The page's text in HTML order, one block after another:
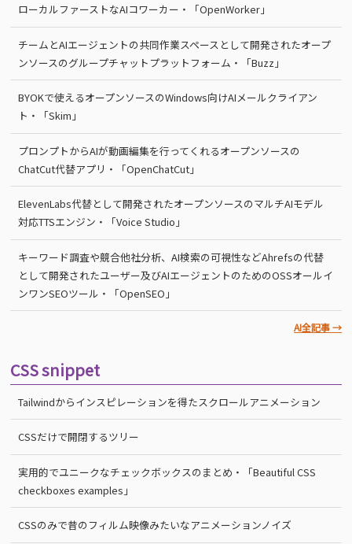
ローカルファーストなAIコワーカー・「OpenWorker」
チームとAIエージェントの共同作業スペースとして開発されたオープ
ンソースのグループチャットプラットフォーム・「Buzz」
BYOKで使えるオープンソースのWindows向けAIメールクライアン
ト・「Skim」
プロンプトからAIが動画編集を行ってくれるオープンソースの
ChatCut代替アプリ・「OpenChatCut」
ElevenLabs代替として開発されたオープンソースのマルチAIモデル
対応TTSエンジン・「Voice Studio」
キーワード調査や競合他社分析、AI検索の可視性などAhrefsの代替
として開発されたユーザー及びAIエージェントのためのOSSオールイ
ンワンSEOツール・「OpenSEO」
AI全記事 →
CSS snippet
Tailwindからインスピレーションを得たスクロールアニメーション
CSSだけで開閉するツリー
実用的でユニークなチェックボックスのまとめ・「Beautiful CSS
checkboxes examples」
CSSのみで昔のフィルム映像みたいなアニメーションノイズ